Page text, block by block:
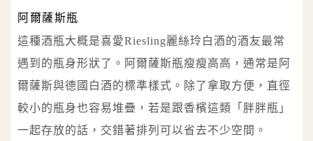
阿爾薩斯瓶
這種酒瓶大概是喜愛Riesling麗絲玲白酒的酒友最常
遇到的瓶身形狀了。阿爾薩斯瓶瘦瘦高高，通常是阿
爾薩斯與德國白酒的標準樣式。除了拿取方便，直徑
較小的瓶身也容易堆疊，若是跟香檳這類「胖胖瓶」
一起存放的話，交錯著排列可以省去不少空間。